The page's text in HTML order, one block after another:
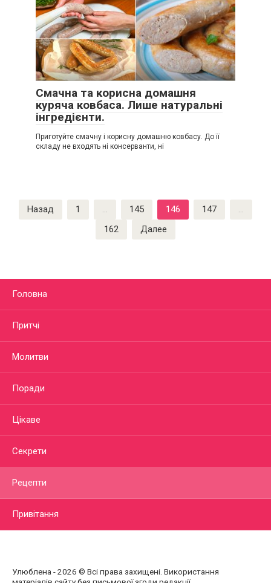
Смачна та корисна домашня
куряча ковбаса. Лише натуральні
інгредієнти.
Приготуйте смачну і корисну домашню ковбасу. До її
складу не входять ні консерванти, ні
Пагинация
записей
Назад 1 … 145 146 147
…
162
Далее
Головна
Притчі
Молитви
Поради
Цікаве
Секрети
Рецепти
Привітання
Улюблена - 2026 © Всі права захищені. Використання